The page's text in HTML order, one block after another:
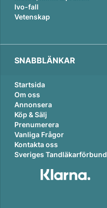
Ivo-fall
Vetenskap
SNABBLÄNKAR
Startsida
Om oss
Annonsera
Köp & Sälj
Prenumerera
Vanliga Frågor
Kontakta oss
Sveriges Tandläkarförbund